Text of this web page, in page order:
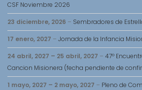
CSF Noviembre 2026
23 diciembre, 2026 – Sembradores de
17 enero, 2027 – Jornada de la Infancia
24 abril, 2027 – 25 abril, 2027 – 47º
Cancion Misionera (fecha pendiente de
1 mayo, 2027 – 2 mayo, 2027 – Pleno de